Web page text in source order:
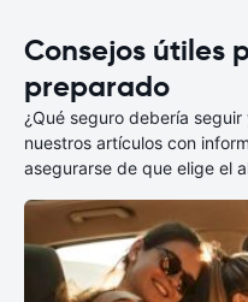
Consejos útiles
preparado
¿Qué seguro debería
nuestros artículos con
asegurarse de que elige el